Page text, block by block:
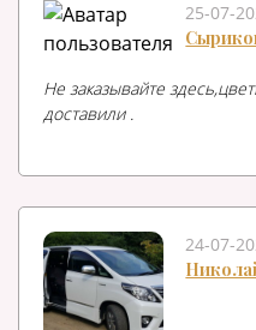
25-07-
Не заказывайте
доставили .
24-07-